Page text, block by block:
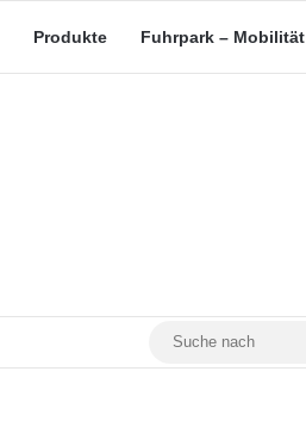
Produkte Fuhrpark – Mobilität
YouTubeMastodon